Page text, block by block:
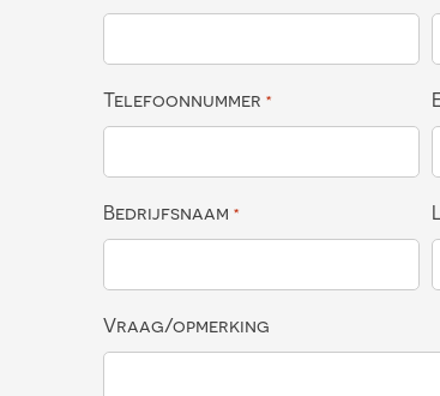
Telefoonnummer *
Bedrijfsnaam *
Vraag/opmerking